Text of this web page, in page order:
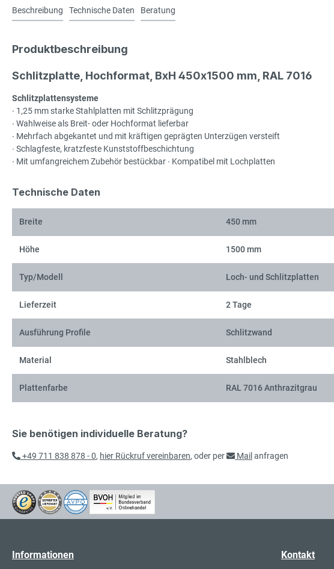
Beschreibung Technische Daten Beratung
Produktbeschreibung
Schlitzplatte, Hochformat, BxH 450x1500 mm, RAL 7016
Schlitzplattensysteme
∙ 1,25 mm starke Stahlplatten mit Schlitzprägung
∙ Wahlweise als Breit- oder Hochformat lieferbar
∙ Mehrfach abgekantet und mit kräftigen geprägten Unterzügen versteift
∙ Schlagfeste, kratzfeste Kunststoffbeschichtung
∙ Mit umfangreichem Zubehör bestückbar ∙ Kompatibel mit Lochplatten
Technische Daten
Breite 450 mm
Höhe 1500 mm
Typ/Modell Loch- und Schlitzplatten
Lieferzeit 2 Tage
Ausführung Profile Schlitzwand
Material Stahlblech
Plattenfarbe RAL 7016 Anthrazitgrau
Sie benötigen individuelle Beratung?
+49 711 838 878 - 0, hier Rückruf vereinbaren, oder per Mail anfragen
Informationen Kontakt